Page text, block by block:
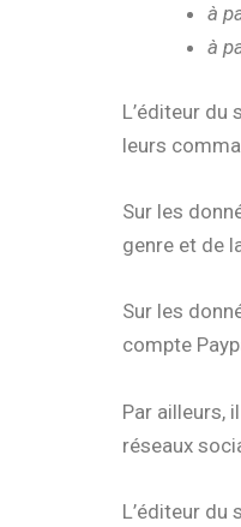
à
à
L’éditeur
leurs
Sur les
genre et de
Sur les
compte
Par ailleurs,
réseaux
L’éditeur